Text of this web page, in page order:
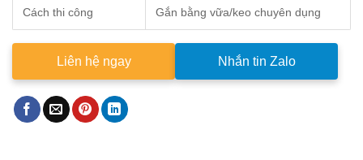
Cách thi công Gắn bằng vữa/keo chuyên dụng
Liên hệ ngay Nhắn tin Zalo